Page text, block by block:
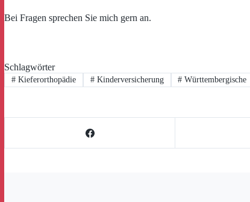
Bei Fragen sprechen Sie mich gern an.
Schlagwörter
#Kieferorthopädie #Kinderversicherung # Württembergische